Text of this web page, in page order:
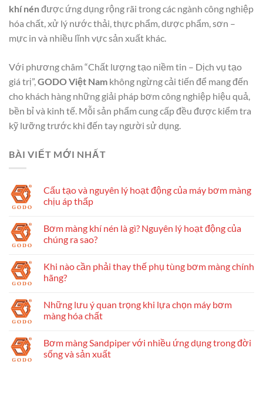
khí nénđược ứng dụng rộng rãi trong các ngành công nghiệp
hóa chất, xử lý nước thải, thực phẩm, dược phẩm, sơn –
mực in và nhiều lĩnh vực sản xuất khác.
Với phương châm “Chất lượng tạo niềm tin – Dịch vụ tạo
giá trị”, GODO Việt Nam không ngừng cải tiến để mang đến
cho khách hàng những giải pháp bơm công nghiệp hiệu quả,
bền bỉ và kinh tế. Mỗi sản phẩm cung cấp đều được kiểm tra
kỹ lưỡng trước khi đến tay người sử dụng.
BÀI VIẾT MỚI NHẤT
Cấu tạo và nguyên lý hoạt động của máy bơm màng
chịu áp thấp
Bơm màng khí nén là gì? Nguyên lý hoạt động của
chúng ra sao?
Khi nào cần phải thay thế phụ tùng bơm màng chính
hãng?
Những lưu ý quan trọng khi lựa chọn máy bơm
màng hóa chất
Bơm màng Sandpiper với nhiều ứng dụng trong đời
sống và sản xuất